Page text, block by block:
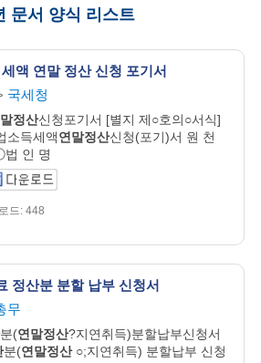
문서 양식 리스트
액 연말 정산 신청 포기서
국세청
정산신청포기서 [별지 제○호의○서식]
소득세액연말정산신청(포기)서 원 천
인 명
드: 448
정산분 분할 납부 신청서
무
분(연말정산?지연취득)분할납부신청서
분(연말정산○;지연취득) 분할납부 신청